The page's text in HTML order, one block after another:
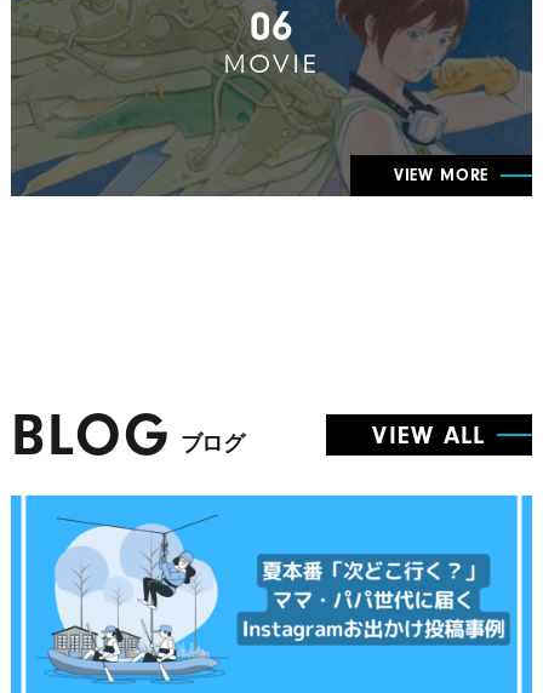
06
MOVIE
VIEW MORE
BLOG ブログ VIEW ALL